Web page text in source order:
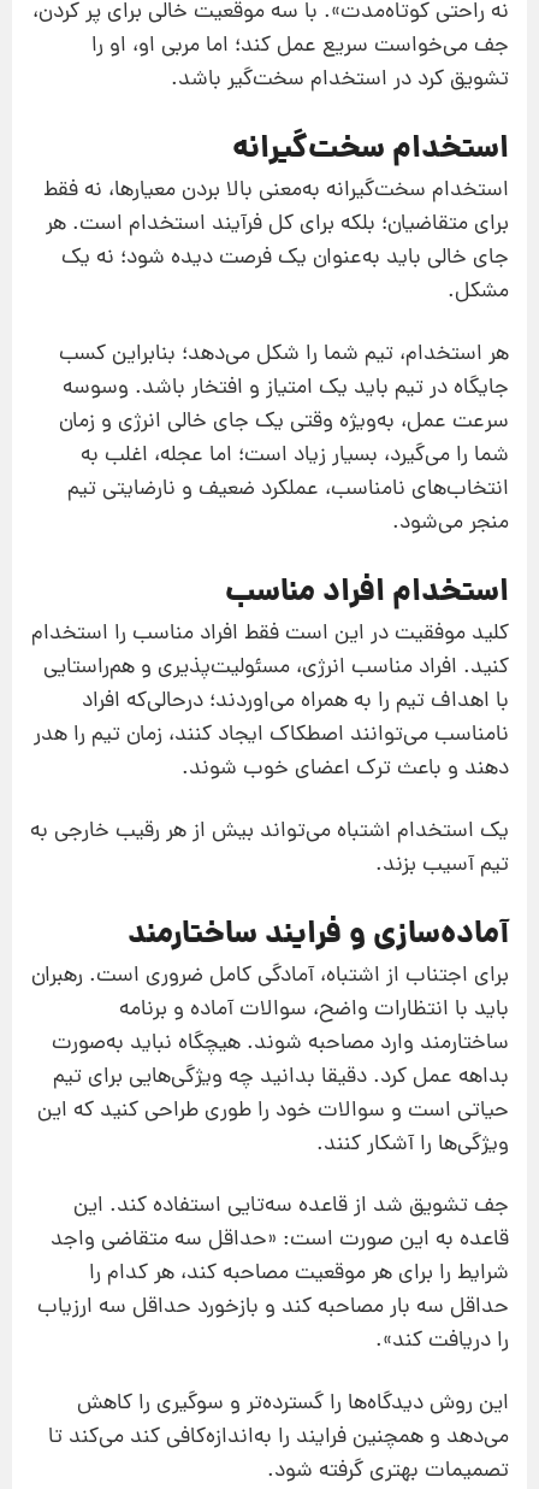
نه راحتی کوتاه‌مدت». با سه موقعیت خالی برای پر کردن،
جف می‌خواست سریع عمل کند؛ اما مربی او، او را
تشویق کرد در استخدام سخت‌گیر باشد.
استخدام سخت‌گیرانه
استخدام سخت‌گیرانه به‌معنی بالا بردن معیارها، نه فقط
برای متقاضیان؛ بلکه برای کل فرآیند استخدام است. هر
جای خالی باید به‌عنوان یک فرصت دیده شود؛ نه یک
مشکل.
هر استخدام، تیم شما را شکل می‌دهد؛ بنابراین کسب
جایگاه در تیم باید یک امتیاز و افتخار باشد. وسوسه
سرعت عمل، به‌ویژه وقتی یک جای خالی انرژی و زمان
شما را می‌گیرد، بسیار زیاد است؛ اما عجله، اغلب به
انتخاب‌های نامناسب، عملکرد ضعیف و نارضایتی تیم
منجر می‌شود.
استخدام افراد مناسب
کلید موفقیت در این است فقط افراد مناسب را استخدام
کنید. افراد مناسب انرژی، مسئولیت‌پذیری و هم‌راستایی
با اهداف تیم را به همراه می‌اوردند؛ درحالی‌که افراد
نامناسب می‌توانند اصطکاک ایجاد کنند، زمان تیم را هدر
دهند و باعث ترک اعضای خوب شوند.
یک استخدام اشتباه می‌تواند بیش از هر رقیب خارجی به
تیم آسیب بزند.
آماده‌سازی و فرایند ساختارمند
برای اجتناب از اشتباه، آمادگی کامل ضروری است. رهبران
باید با انتظارات واضح، سوالات آماده و برنامه
ساختارمند وارد مصاحبه شوند. هیچگاه نباید به‌صورت
بداهه عمل کرد. دقیقا بدانید چه ویژگی‌هایی برای تیم
حیاتی است و سوالات خود را طوری طراحی کنید که این
ویژگی‌ها را آشکار کنند.
جف تشویق شد از قاعده سه‌تایی استفاده کند. این
قاعده به این صورت است: «حداقل سه متقاضی واجد
شرایط را برای هر موقعیت مصاحبه کند، هر کدام را
حداقل سه بار مصاحبه کند و بازخورد حداقل سه ارزیاب
را دریافت کند».
این روش دیدگاه‌ها را گسترده‌تر و سوگیری را کاهش
می‌دهد و همچنین فرایند را به‌اندازه‌کافی کند می‌کند تا
تصمیمات بهتری گرفته شود.